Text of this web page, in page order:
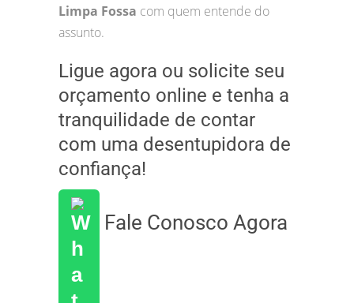
Limpa Fossa com quem entende do
assunto.
Ligue agora ou solicite seu
orçamento online e tenha a
tranquilidade de contar
com uma desentupidora de
confiança!
Fale Conosco Agora